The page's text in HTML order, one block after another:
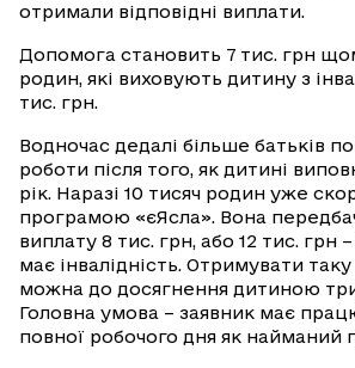
отримали відповідні виплати.
Допомога становить 7 тис. грн
родин, які виховують дитину з
тис. грн.
Водночас дедалі більше батьків
роботи після того, як дитині
рік. Наразі 10 тисяч родин уже
програмою «єЯсла». Вона
виплату 8 тис. грн, або 12 тис. грн
має інвалідність. Отримувати
можна до досягнення дитиною
Головна умова – заявник має
повної робочого дня як найманий